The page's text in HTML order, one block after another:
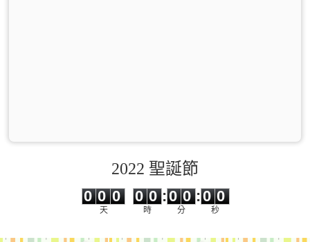
2022 聖誕節
0 0 0
天
0
0
0
時
:
0
0
0
0
分
:0 0
秒